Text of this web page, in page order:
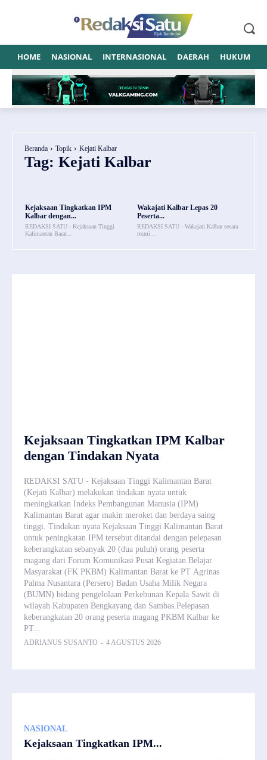
HOME NASIONAL INTERNASIONAL DAERAH HUKUM
Beranda Topik Kejati Kalbar
Tag: Kejati Kalbar
Kejaksaan Tingkatkan IPM
Kalbar dengan...
REDAKSI SATU - Kejaksaan Tinggi
Kalimantan Barat...
Wakajati Kalbar Lepas 20
Peserta...
REDAKSI SATU - Wakajati Kalbar secara
resmi...
Kejaksaan Tingkatkan IPM Kalbar
dengan Tindakan Nyata
REDAKSI SATU - Kejaksaan Tinggi Kalimantan Barat
(Kejati Kalbar) melakukan tindakan nyata untuk
meningkatkan Indeks Pembangunan Manusia (IPM)
Kalimantan Barat agar makin meroket dan berdaya saing
tinggi. Tindakan nyata Kejaksaan Tinggi Kalimantan Barat
untuk peningkatan IPM tersebut ditandai dengan pelepasan
keberangkatan sebanyak 20 (dua puluh) orang peserta
magang dari Forum Komunikasi Pusat Kegiatan Belajar
Masyarakat (FK PKBM) Kalimantan Barat ke PT Agrinas
Palma Nusantara (Persero) Badan Usaha Milik Negara
(BUMN) bidang pengelolaan Perkebunan Kepala Sawit di
wilayah Kabupaten Bengkayang dan Sambas.Pelepasan
keberangkatan 20 orang peserta magang PKBM Kalbar ke
PT...
ADRIANUS SUSANTO - 4 AGUSTUS 2026
NASIONAL
Kejaksaan Tingkatkan IPM...